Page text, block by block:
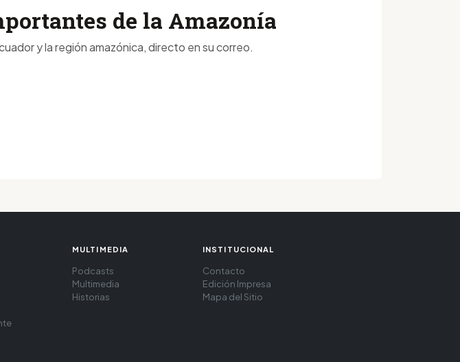
de la Amazonía
y la región amazónica, directo en su correo.
MULTIMEDIA
Podcasts
Multimedia
Historias
INSTITUCIONAL
Contacto
Edición Impresa
Mapa del Sitio